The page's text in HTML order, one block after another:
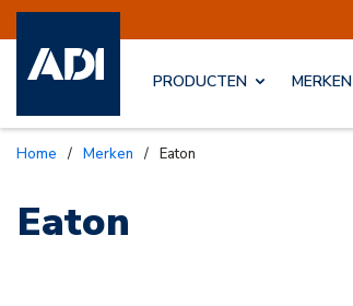
PRODUCTEN MERKEN
Home / Merken / Eaton
Eaton